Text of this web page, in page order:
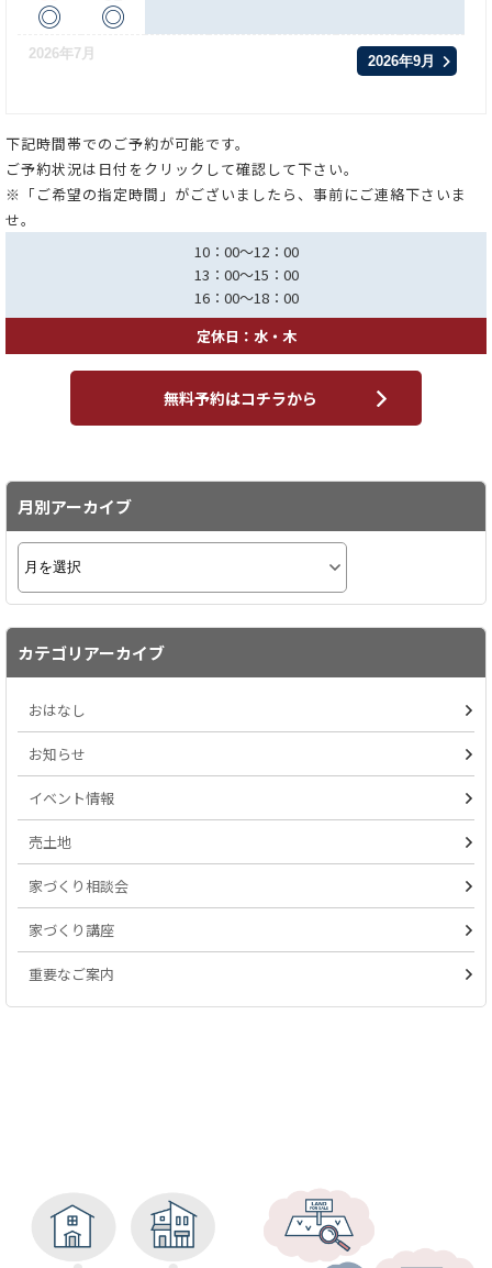
◎ ◎
2026年7月 2026年9月
下記時間帯でのご予約が可能です。
ご予約状況は日付をクリックして確認して下さい。
※「ご希望の指定時間」がございましたら、事前にご連絡下さいま
せ。
10：00～12：00
13：00～15：00
16：00～18：00
定休日：水・木
無料予約はコチラから
月別アーカイブ
カテゴリアーカイブ
おはなし
お知らせ
イベント情報
売土地
家づくり相談会
家づくり講座
重要なご案内